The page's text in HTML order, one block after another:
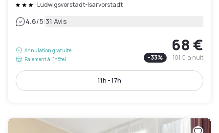
Ludwigsvorstadt-Isarvorstadt
4.6/5|31 Avis
Annulation gratuite
Paiement à l'hôtel
68 €
-33% 101 €la nuit
11h - 17h